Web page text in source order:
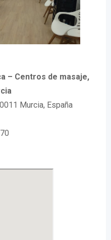
– Centros de masaje,
Murcia, España